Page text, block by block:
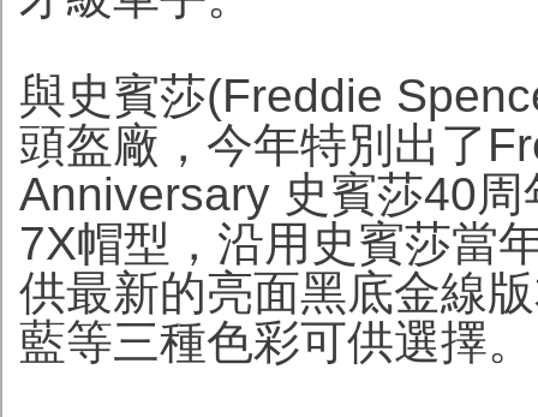
與史賓莎(Freddie
頭盔廠，今年特別出了
Anniversary 史賓莎40
7X帽型，沿用史賓莎當
供最新的亮面黑底金線
藍等三種色彩可供選擇。